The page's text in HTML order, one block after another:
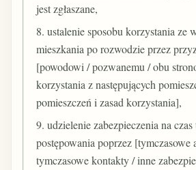
jest zgłaszane,
8. ustalenie sposobu korzystania ze
mieszkania po rozwodzie przez
[powodowi / pozwanemu / obu
korzystania z następujących
pomieszczeń i zasad korzystania],
9. udzielenie zabezpieczenia na
postępowania poprzez [tymczasowe
tymczasowe kontakty / inne